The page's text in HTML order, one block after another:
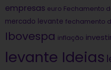
empresas euro Fechamento
mercado levante fechamento
Ibovespa inflação
levante Ideias